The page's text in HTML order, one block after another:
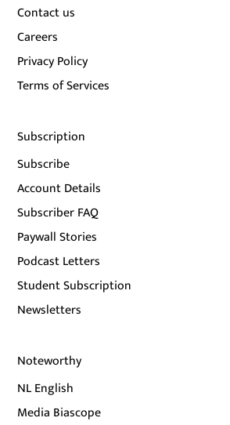
Contact us
Careers
Privacy Policy
Terms of Services
Subscription
Subscribe
Account Details
Subscriber FAQ
Paywall Stories
Podcast Letters
Student Subscription
Newsletters
Noteworthy
NL English
Media Biascope